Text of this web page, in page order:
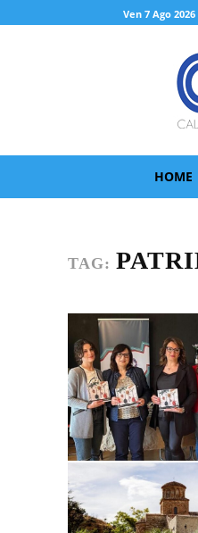
Ven 7 Ago 2026
HOME
TAG: